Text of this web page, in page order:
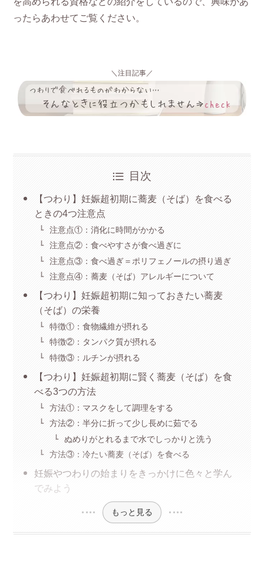
ったらあわせてご覧ください。
＼注目記事／
目次
【つわり】妊娠超初期に蕎麦（そば）を食べる
ときの4つ注意点
注意点①：消化に時間がかかる
注意点②：食べやすさが食べ過ぎに
注意点③：食べ過ぎ＝ポリフェノールの摂り過ぎ
注意点④：蕎麦（そば）アレルギーについて
【つわり】妊娠超初期に知っておきたい蕎麦
（そば）の栄養
特徴①：食物繊維が摂れる
特徴②：タンパク質が摂れる
特徴③：ルチンが摂れる
【つわり】妊娠超初期に賢く蕎麦（そば）を食
べる3つの方法
方法①：マスクをして調理をする
方法②：半分に折って少し長めに茹でる
ぬめりがとれるまで水でしっかりと洗う
方法③：冷たい蕎麦（そば）を食べる
妊娠やつわりの始まりをきっかけに色々と学ん
でみよう
もっと見る